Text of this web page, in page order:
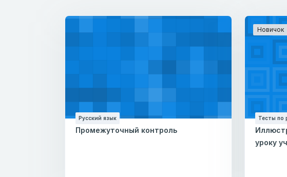
Русский язык
Промежуточный контроль
Новичок
Тесты по
уроку